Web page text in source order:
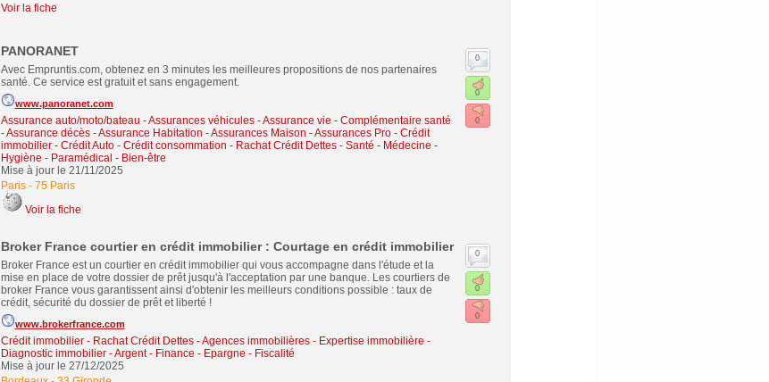
Voir la fiche
PANORANET
Avec Empruntis.com, obtenez en 3 minutes les meilleures propositions de nos partenaires
santé. Ce service est gratuit et sans engagement.
www.panoranet.com
Assurance auto/moto/bateau - Assurances véhicules-Assurance vie - Complémentaire santé
- Assurance décès-Assurance Habitation - Assurances Maison - Assurances Pro- Crédit
immobilier- Crédit Auto- Crédit consommation - Rachat Crédit Dettes- Santé - Médecine -
Hygiène - Paramédical - Bien-être
Mise à jour le 21/11/2025
Paris- 75 Paris
Voir la fiche
0
0
0
Broker France courtier en crédit immobilier : Courtage en crédit immobilier
Broker France est un courtier en crédit immobilier qui vous accompagne dans l'étude et la
mise en place de votre dossier de prêt jusqu'à l'acceptation par une banque. Les courtiers de
broker France vous garantissent ainsi d'obtenir les meilleurs conditions possible : taux de
crédit, sécurité du dossier de prêt et liberté !
www.brokerfrance.com
Crédit immobilier- Rachat Crédit Dettes-Agences immobilières - Expertise immobilière -
Diagnostic immobilier-Argent - Finance - Epargne - Fiscalité
Mise à jour le 27/12/2025
0
0
0